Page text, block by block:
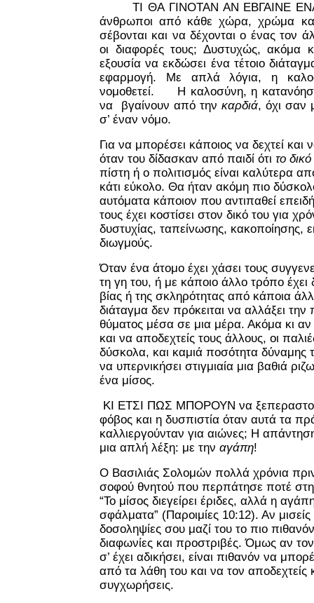
ΤΙ ΘΑ ΓΙΝΟΤΑΝ ΑΝ ΕΒΓΑΙΝΕ ΕΝΑ
άνθρωποι από κάθε χώρα, χρώμα
σέβονται και να δέχονται ο ένας τον
οι διαφορές τους; Δυστυχώς, ακόμα
εξουσία να εκδώσει ένα τέτοιο
εφαρμογή. Με απλά λόγια, η
νομοθετεί. Η καλοσύνη, η
να βγαίνουν από την καρδιά, όχι σαν
σ’ έναν νόμο.
Για να μπορέσει κάποιος να δεχτεί και
όταν του δίδασκαν από παιδί ότι το
πίστη ή ο πολιτισμός είναι καλύτερα
κάτι εύκολο. Θα ήταν ακόμη πιο
αυτόματα κάποιον που αντιπαθεί
τους έχει κοστίσει στον δικό του για
δυστυχίας, ταπείνωσης, κακοποίησης,
διωγμούς.
Όταν ένα άτομο έχει χάσει τους
τη γη του, ή με κάποιο άλλο τρόπο έχει
βίας ή της σκληρότητας από κάποια
διάταγμα δεν πρόκειται να αλλάξει την
θύματος μέσα σε μια μέρα. Ακόμα κι αν
και να αποδεχτείς τους άλλους, οι
δύσκολα, και καμιά ποσότητα δύναμης
να υπερνικήσει στιγμιαία μια βαθιά
ένα μίσος.
ΚΙ ΕΤΣΙ ΠΩΣ ΜΠΟΡΟΥΝ να
φόβος και η δυσπιστία όταν αυτά τα
καλλιεργούνταν για αιώνες; Η
μια απλή λέξη: με την αγάπη!
Ο Βασιλιάς Σολομών πολλά χρόνια
σοφού θνητού που περπάτησε ποτέ
“Το μίσος διεγείρει έριδες, αλλά η
σφάλματα” (Παροιμίες 10:12). Αν μισείς
δοσοληψίες σου μαζί του το πιο
διαφωνίες και προστριβές. Όμως αν
σ’ έχει αδικήσει, είναι πιθανόν να
από τα λάθη του και να τον αποδεχτείς
συγχωρήσεις.